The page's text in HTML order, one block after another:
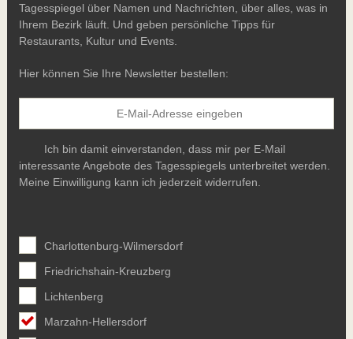
Tagesspiegel über Namen und Nachrichten, über alles, was in
Ihrem Bezirk läuft. Und geben persönliche Tipps für
Restaurants, Kultur und Events.
Hier können Sie Ihre Newsletter bestellen:
Ich bin damit einverstanden, dass mir per E-Mail
interessante Angebote des Tagesspiegels unterbreitet werden.
Meine Einwilligung kann ich jederzeit widerrufen.
Charlottenburg-Wilmersdorf
Friedrichshain-Kreuzberg
Lichtenberg
Marzahn-Hellersdorf